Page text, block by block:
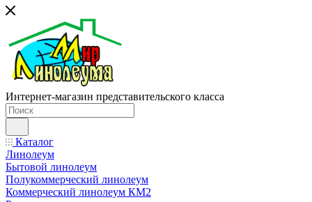
Интернет-магазин представительского класса
Каталог
Линолеум
Бытовой линолеум
Полукоммерческий линолеум
Коммерческий линолеум КМ2